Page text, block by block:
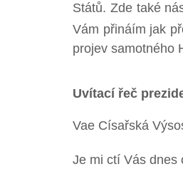
Států. Zde také
Vám přináím jak
projev samotného
Uvítací řeč
Vae Císařská
Je mi ctí Vás dnes